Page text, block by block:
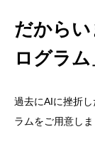
だから
ログラム
過去にAIに挫折
ラムをご用意しま